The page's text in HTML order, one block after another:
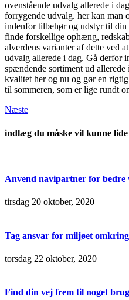
ovenstående udvalg allerede i
forrygende udvalg. her kan man
indenfor tilbehør og udstyr til din
finde forskellige ophæng,
alverdens varianter af dette ved
udvalg allerede i dag. Gå derfor
spændende sortiment ud
kvalitet her og nu og gør en
til sommeren, som er lige rundt
Næste
indlæg du måske vil kunne lide
Anvend navipartner for bedre
tirsdag 20 oktober, 2020
Tag ansvar for miljøet
torsdag 22 oktober, 2020
Find din vej frem til noget